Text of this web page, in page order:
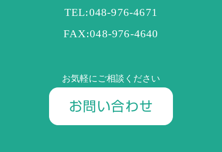
TEL:048-976-4671
FAX:048-976-4640
お気軽にご相談ください
お問い合わせ